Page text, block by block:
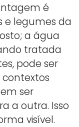
é
e legumes da
a água
tratada
pode ser
ser
a outra. Isso
visível.